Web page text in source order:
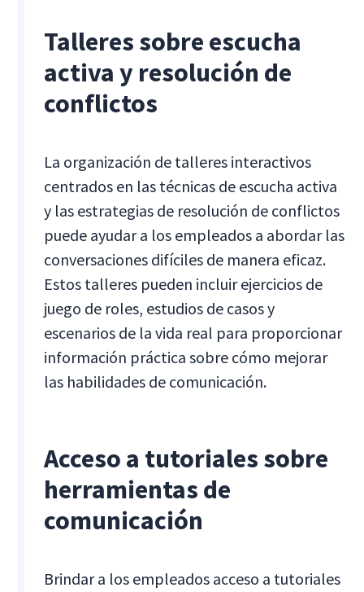
Talleres sobre escucha
activa y resolución de
conflictos
La organización de talleres interactivos
centrados en las técnicas de escucha activa
y las estrategias de resolución de conflictos
puede ayudar a los empleados a abordar las
conversaciones difíciles de manera eficaz.
Estos talleres pueden incluir ejercicios de
juego de roles, estudios de casos y
escenarios de la vida real para proporcionar
información práctica sobre cómo mejorar
las habilidades de comunicación.
Acceso a tutoriales sobre
herramientas de
comunicación
Brindar a los empleados acceso a tutoriales